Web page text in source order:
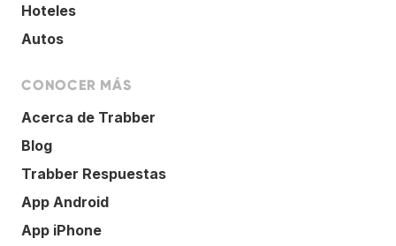
Hoteles
Autos
CONOCER MÁS
Acerca de Trabber
Blog
Trabber Respuestas
App Android
App iPhone